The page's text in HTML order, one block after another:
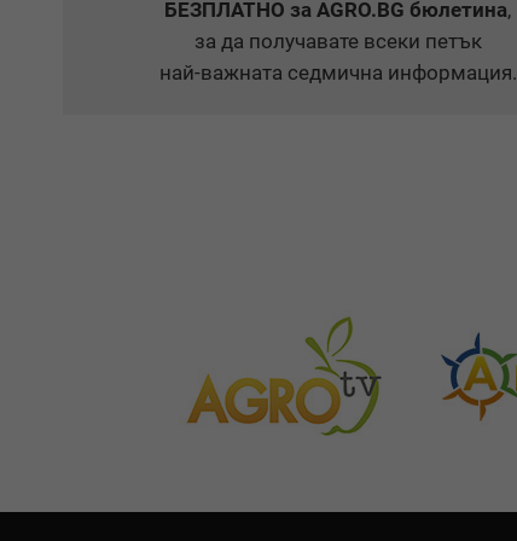
БЕЗПЛАТНО за AGRO.BG бюлетина,
за да получавате всеки петък
най-важната седмична информация.